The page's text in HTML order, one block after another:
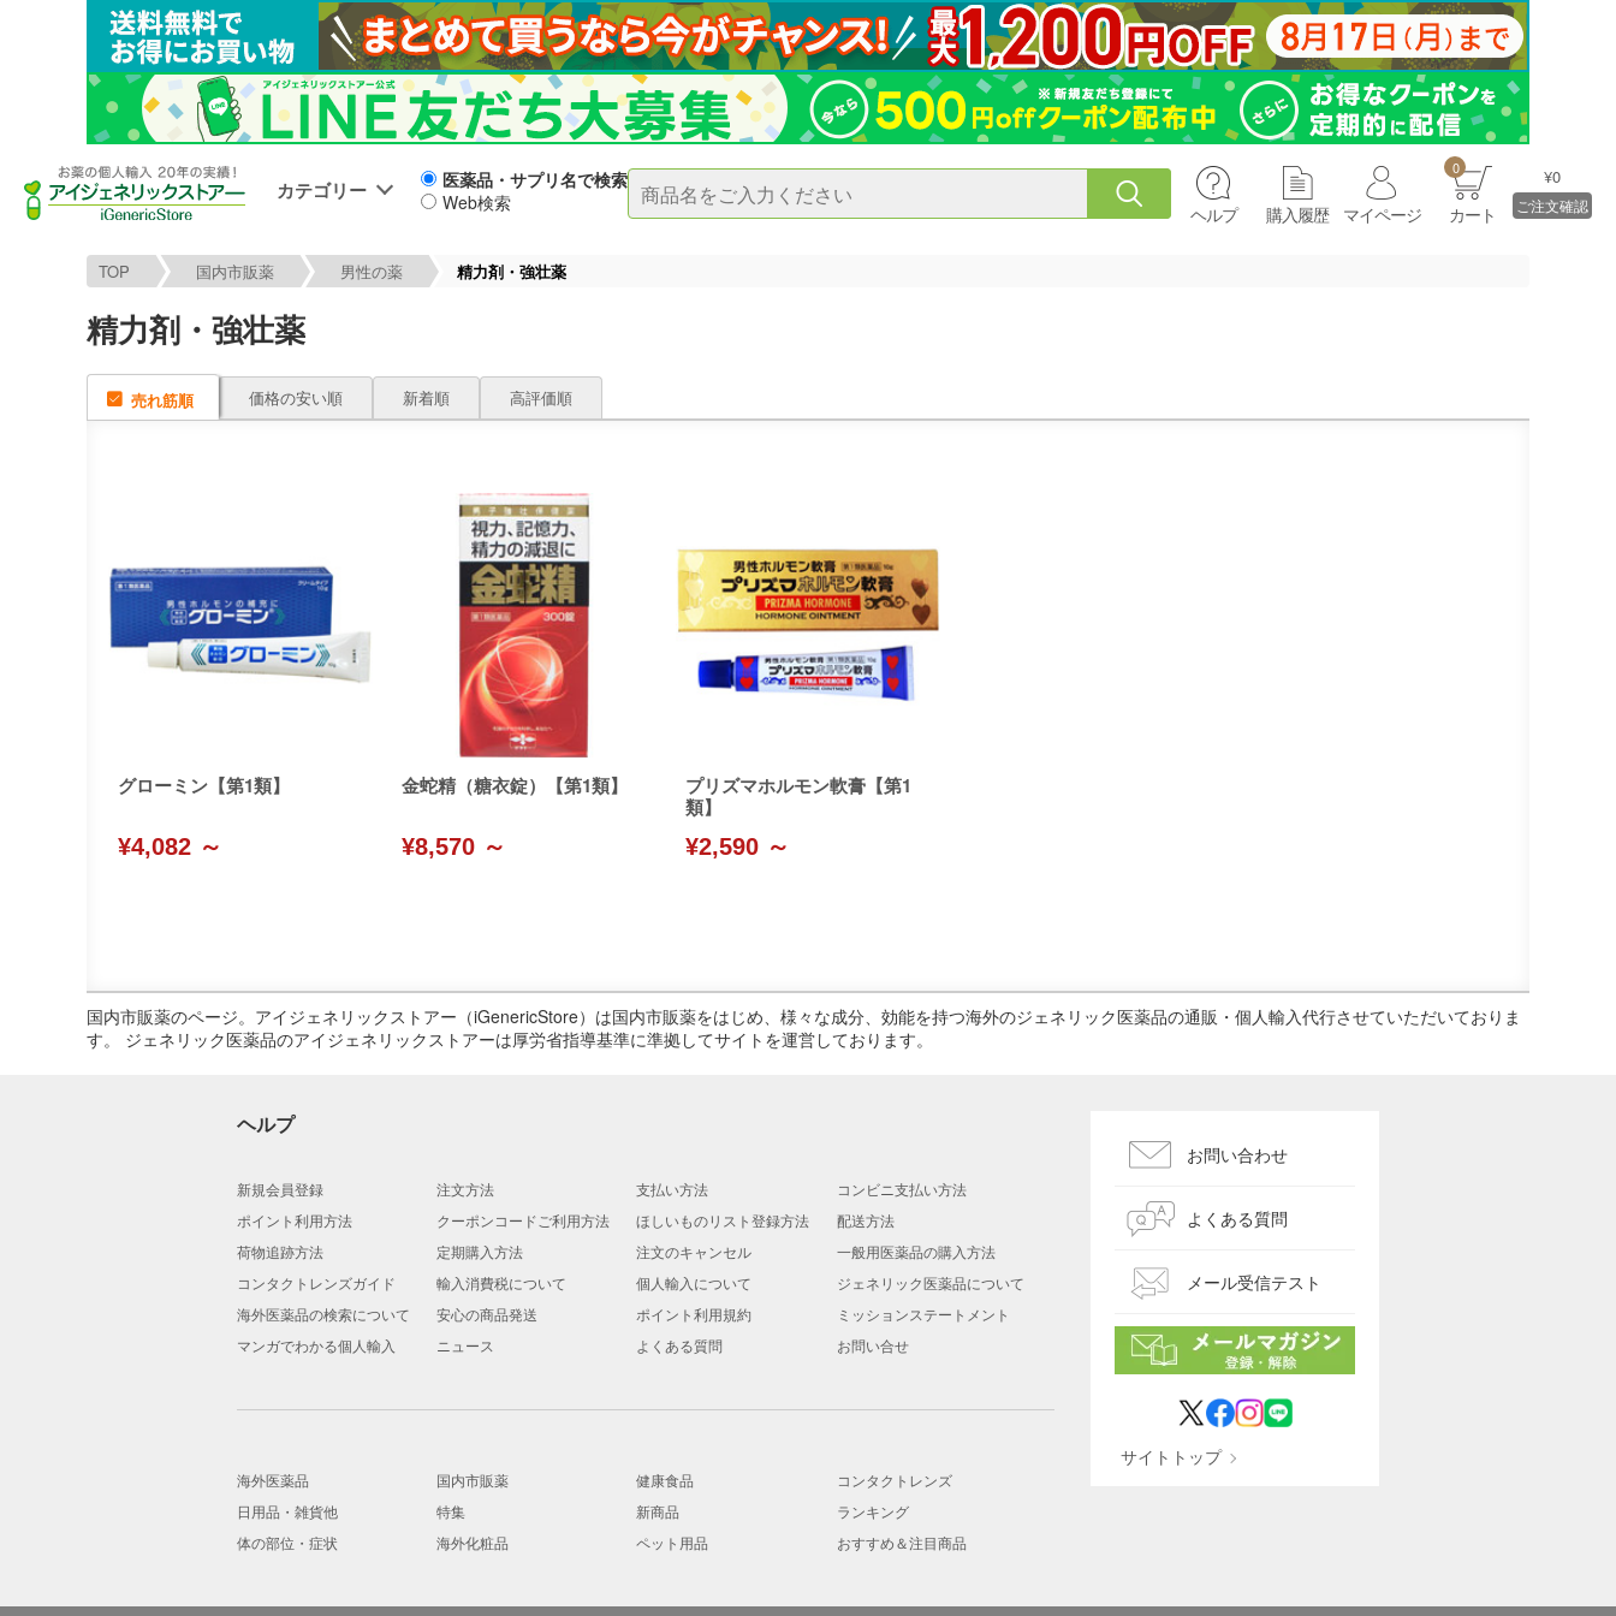
カテゴリー
医薬品・サプリ名で検索
Web検索
ヘルプ 購入履歴 マイページ
0
カート
¥0
ご注文確認
TOP 国内市販薬 男性の薬 精力剤・強壮薬
精力剤・強壮薬
売れ筋順 価格の安い順 新着順 高評価順
グローミン【第1類】
¥4,082 ～
金蛇精（糖衣錠）【第1類】
¥8,570 ～
プリズマホルモン軟膏【第1
類】
¥2,590 ～
国内市販薬のページ。アイジェネリックストアー（iGenericStore）は国内市販薬をはじめ、様々な成分、効能を持つ海外のジェネリック医薬品の通販・個人輸入代行させていただいておりま
す。 ジェネリック医薬品のアイジェネリックストアーは厚労省指導基準に準拠してサイトを運営しております。
ヘルプ
新規会員登録 注文方法 支払い方法
コンビニ支払い方法
ポイント利用方法
クーポンコードご利用方法 ほしいものリスト登録方法
配送方法
荷物追跡方法
定期購入方法 注文のキャンセル
一般用医薬品の購入方法
コンタクトレンズガイド
輸入消費税について 個人輸入について
ジェネリック医薬品について
海外医薬品の検索について
安心の商品発送 ポイント利用規約
ミッションステートメント
マンガでわかる個人輸入
ニュース よくある質問 お問い合せ
海外医薬品 国内市販薬 健康食品
コンタクトレンズ
日用品・雑貨他
特集 新商品
ランキング
体の部位・症状
海外化粧品 ペット用品 おすすめ＆注目商品
お問い合わせ
よくある質問
メール受信テスト
サイトトップ